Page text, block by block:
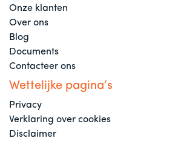
Onze klanten
Over ons
Blog
Documents
Contacteer ons
Wettelijke pagina’s
Privacy
Verklaring over cookies
Disclaimer